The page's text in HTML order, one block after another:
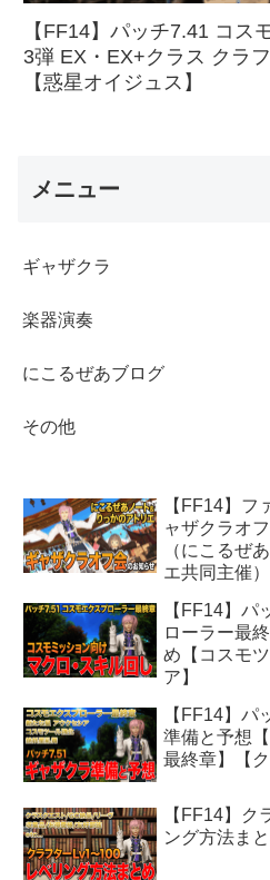
【FF14】パッチ7.41 コス
3弾 EX・EX+クラス クラ
【惑星オイジュス】
メニュー
ギャザクラ
楽器演奏
にこるぜあブログ
その他
【FF14】
ャザクラオ
（にこるぜ
エ共同主催）
【FF14】
ローラー最
め【コスモ
ア】
【FF14】
準備と予想
最終章】【
【FF14】ク
ング方法ま